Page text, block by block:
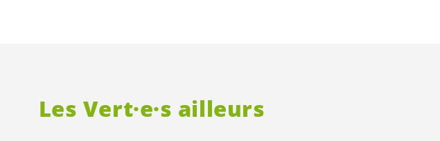
Les Vert·e·s ailleurs